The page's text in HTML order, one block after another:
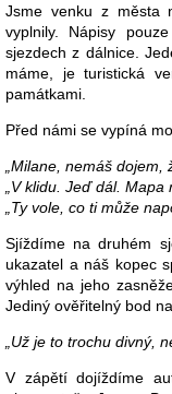
Jsme venku z města
vyplnily. Nápisy
sjezdech z dálnice.
máme, je turistická
památkami.
Před námi se vypíná
„Milane, nemáš
„V klidu. Jeď dál.
„Ty vole, co ti může
Sjíždíme na druhém
ukazatel a náš kopec
výhled na jeho
Jediný ověřitelný bod
„Už je to trochu divný,
V zápětí dojíždíme